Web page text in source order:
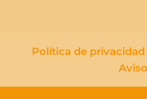
Política de privacidad